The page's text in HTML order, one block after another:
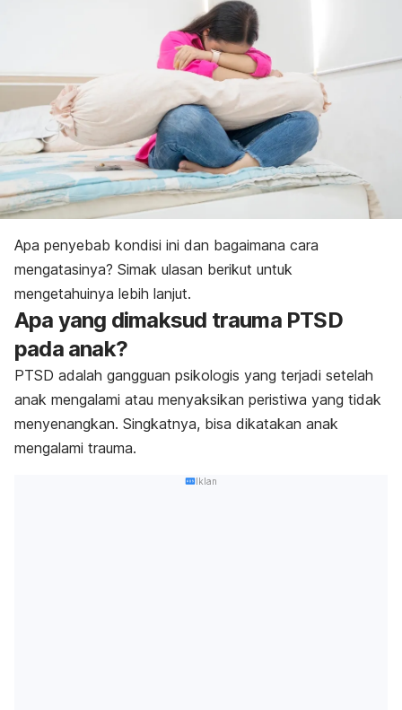
Apa penyebab kondisi ini dan bagaimana cara
mengatasinya? Simak ulasan berikut untuk
mengetahuinya lebih lanjut.
Apa yang dimaksud trauma PTSD
pada anak?
PTSD adalah gangguan psikologis yang terjadi setelah
anak mengalami atau menyaksikan peristiwa yang tidak
menyenangkan. Singkatnya, bisa dikatakan anak
mengalami trauma.
Iklan